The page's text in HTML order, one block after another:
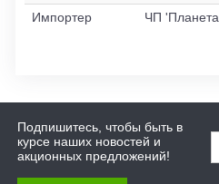
Импортер
ЧП
Подпишитесь, чтобы быть в
курсе наших новостей и
акционных предложений!